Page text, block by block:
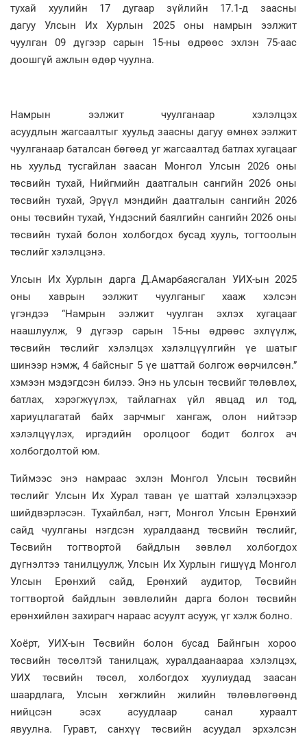
тухай хуулийн 17 дугаар зүйлийн 17.1-д заасны
дагуу Улсын Их Хурлын 2025 оны намрын ээлжит
чуулган 09 дүгээр сарын 15-ны өдрөөс эхлэн 75-аас
доошгүй ажлын өдөр чуулна.
Намрын ээлжит чуулганаар хэлэлцэх
асуудлын жагсаалтыг хуульд заасны дагуу өмнөх ээлжит
чуулганаар баталсан бөгөөд уг жагсаалтад батлах хугацааг
нь хуульд тусгайлан заасан Монгол Улсын 2026 оны
төсвийн тухай, Нийгмийн даатгалын сангийн 2026 оны
төсвийн тухай, Эрүүл мэндийн даатгалын сангийн 2026
оны төсвийн тухай, Үндэсний баялгийн сангийн 2026 оны
төсвийн тухай болон холбогдох бусад хууль, тогтоолын
төслийг хэлэлцэнэ.
Улсын Их Хурлын дарга Д.Амарбаясгалан УИХ-ын 2025
оны хаврын ээлжит чуулганыг хааж хэлсэн
үгэндээ “Намрын ээлжит чуулган эхлэх хугацааг
наашлуулж, 9 дүгээр сарын 15-ны өдрөөс эхлүүлж,
төсвийн төслийг хэлэлцэх хэлэлцүүлгийн үе шатыг
шинээр нэмж, 4 байсныг 5 үе шаттай болгож өөрчилсөн.”
хэмээн мэдэгдсэн билээ. Энэ нь улсын төсвийг төлөвлөх,
батлах, хэрэгжүүлэх, тайлагнах үйл явцад ил тод,
хариуцлагатай байх зарчмыг хангаж, олон нийтээр
хэлэлцүүлэх, иргэдийн оролцоог бодит болгох ач
холбогдолтой юм.
Тиймээс энэ намраас эхлэн Монгол Улсын төсвийн
төслийг Улсын Их Хурал таван үе шаттай хэлэлцэхээр
шийдвэрлэсэн. Тухайлбал, нэгт, Монгол Улсын Ерөнхий
сайд чуулганы нэгдсэн хуралдаанд төсвийн төслийг,
Төсвийн тогтвортой байдлын зөвлөл холбогдох
дүгнэлтээ танилцуулж, Улсын Их Хурлын гишүүд Монгол
Улсын Ерөнхий сайд, Ерөнхий аудитор, Төсвийн
тогтвортой байдлын зөвлөлийн дарга болон төсвийн
ерөнхийлөн захирагч нараас асуулт асууж, үг хэлж болно.
Хоёрт, УИХ-ын Төсвийн болон бусад Байнгын хороо
төсвийн төсөлтэй танилцаж, хуралдаанаараа хэлэлцэх,
УИХ төсвийн төсөл, холбогдох хуулиудад заасан
шаардлага, Улсын хөгжлийн жилийн төлөвлөгөөнд
нийцсэн эсэх асуудлаар санал хураалт
явуулна. Гуравт, санхүү төсвийн асуудал эрхэлсэн